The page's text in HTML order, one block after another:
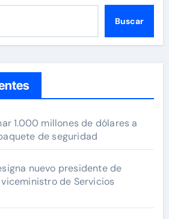
Buscar
1.000 millones de dólares a
de seguridad
nuevo presidente de
de Servicios